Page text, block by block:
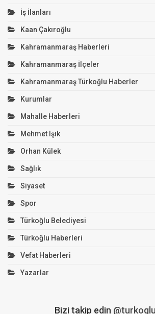
İş İlanları
Kaan Çakıroğlu
Kahramanmaraş Haberleri
Kahramanmaraş İlçeler
Kahramanmaraş Türkoğlu Haberler
Kurumlar
Mahalle Haberleri
Mehmet Işık
Orhan Külek
Sağlık
Siyaset
Spor
Türkoğlu Belediyesi
Türkoğlu Haberleri
Vefat Haberleri
Yazarlar
Bizi takip edin